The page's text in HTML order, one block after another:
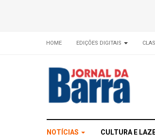
HOME EDIÇÕES DIGITAIS
NOTÍCIAS CULTURA E